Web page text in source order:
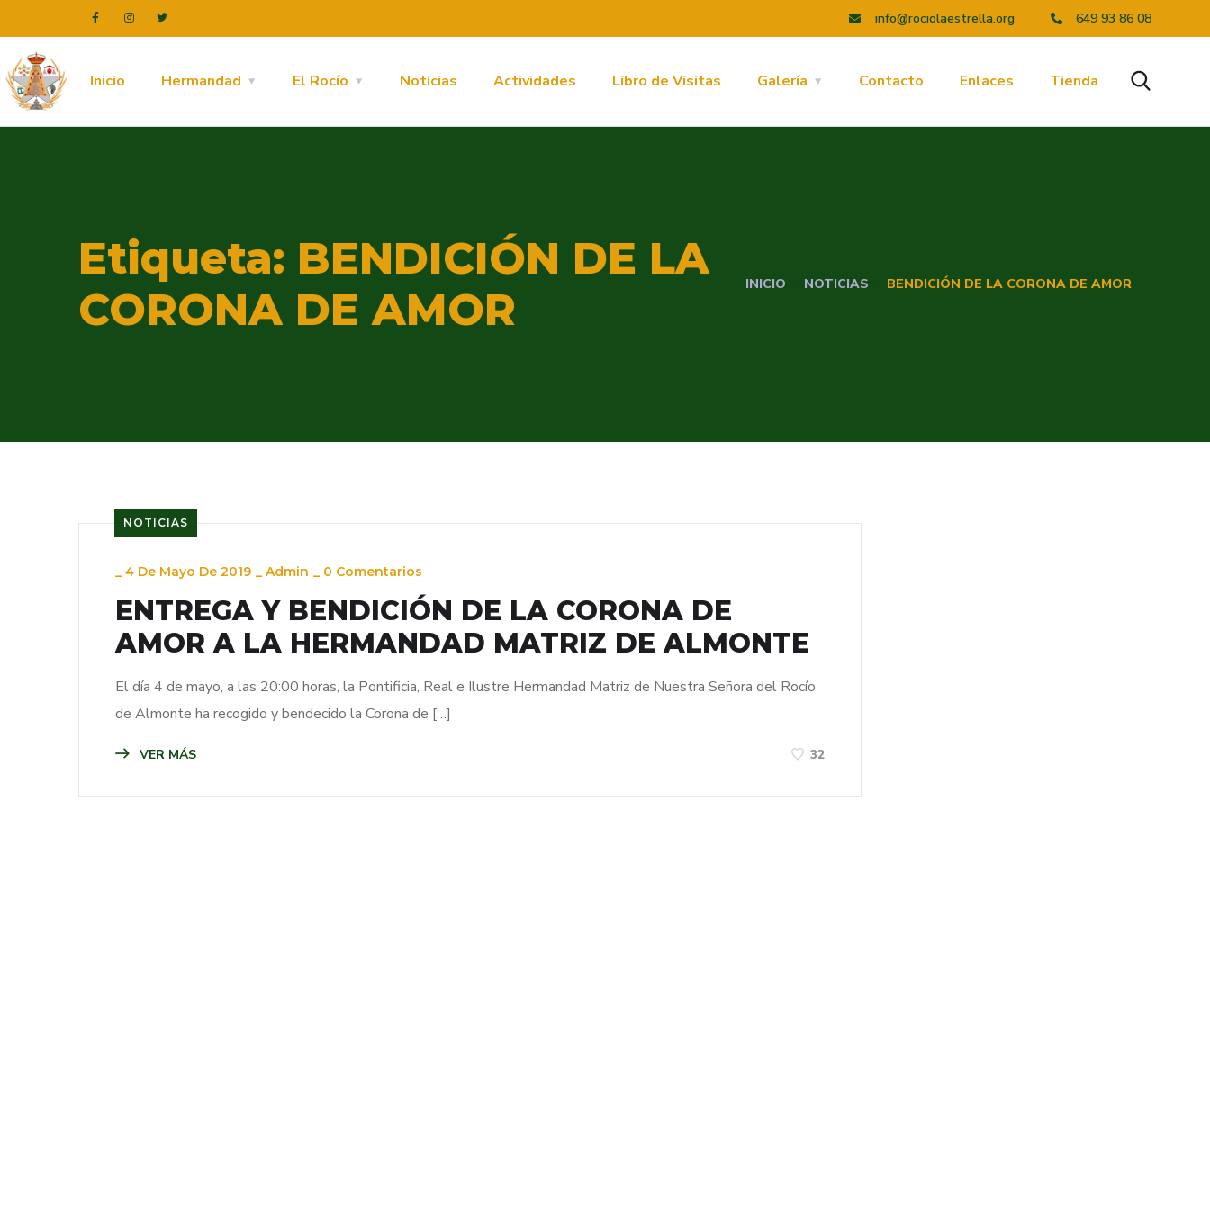
info@rociolaestrella.org 649 93 86 08
Inicio Hermandad El Rocío Noticias Actividades Libro de Visitas Galería Contacto Enlaces Tienda
Etiqueta: BENDICIÓN DE LA
CORONA DE AMOR
INICIO NOTICIAS BENDICIÓN DE LA CORONA DE AMOR
NOTICIAS
_ 4 De Mayo De 2019 _ Admin _ 0 Comentarios
ENTREGA Y BENDICIÓN DE LA CORONA DE
AMOR A LA HERMANDAD MATRIZ DE ALMONTE
El día 4 de mayo, a las 20:00 horas, la Pontificia, Real e Ilustre Hermandad Matriz de Nuestra Señora del Rocío
de Almonte ha recogido y bendecido la Corona de […]
VER MÁS 32